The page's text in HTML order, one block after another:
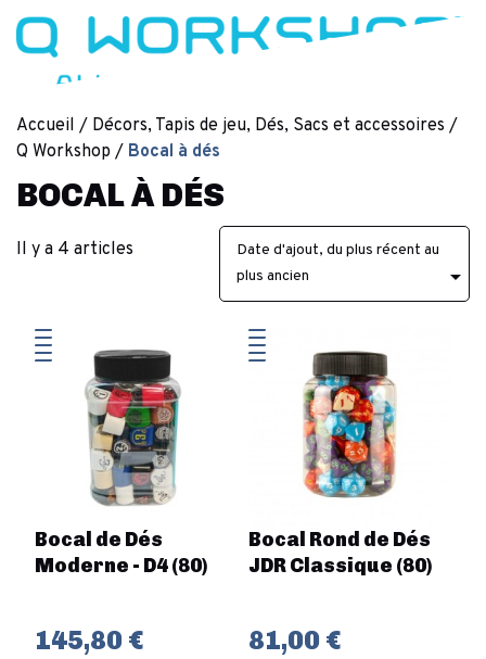
Accueil
Décors, Tapis de jeu, Dés, Sacs et accessoires
Q Workshop
Bocal à dés
BOCAL À DÉS
Il y a 4 articles
Date d'ajout, du plus récent au
plus ancien

Bocal de Dés
Moderne - D4 (80)
145,80 €
Bocal Rond de Dés
JDR Classique (80)
81,00 €